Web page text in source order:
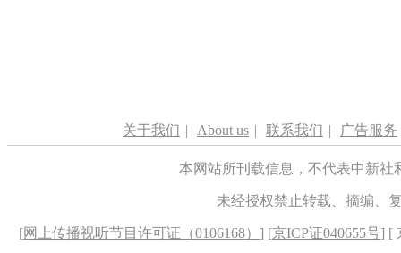
关于我们 | About us | 联系我们 | 广告服务
本网站所刊载信息，不代表中新
未经授权禁止转载、摘编、
[网上传播视听节目许可证（0106168） ] [京ICP证040655号] [